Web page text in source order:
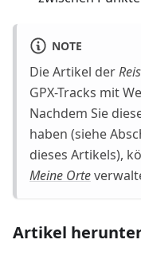
NOTE
Die Artikel der
GPX-Tracks mit
Nachdem Sie
haben (siehe
dieses Artikels),
Meine Orte
Artikel